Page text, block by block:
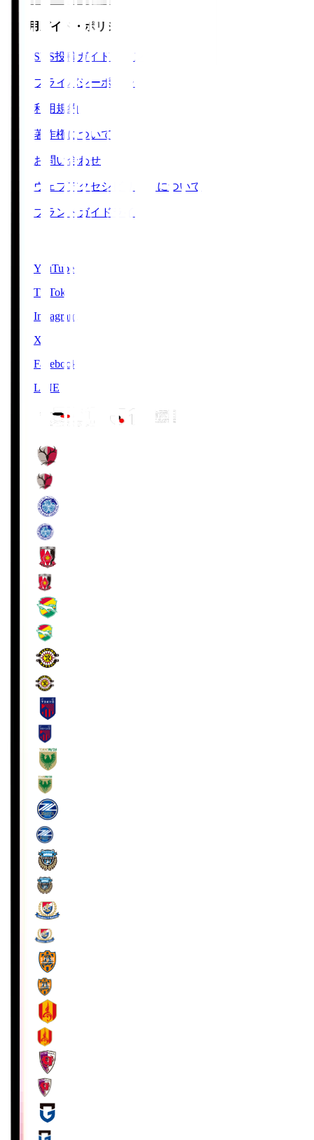
ご利用ガイド・ポリシー
SNS投稿ガイドライン
プライバシーポリシー
利用規約
著作権について
お問い合わせ
ウェブアクセシビリティについて
ブランドガイドライン
YouTube
TikTok
Instagram
X
Facebook
LINE